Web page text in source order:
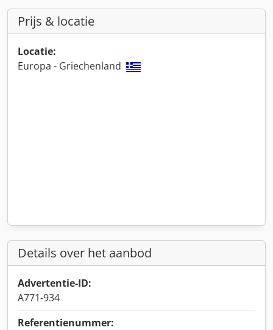
Prijs & locatie
Locatie:
Europa - Griechenland
Details over het aanbod
Advertentie-ID:
A771-934
Referentienummer: